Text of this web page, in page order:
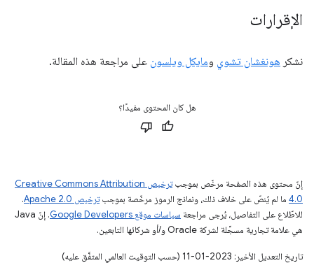
الإقرارات
نشكر هونغشان تشوي ومايكل ويلسون على مراجعة هذه المقالة.
هل كان المحتوى مفيدًا؟
إنّ محتوى هذه الصفحة مرخّص بموجب
ترخيص Creative Commons Attribution
4.0‏ ما لم يُنصّ على خلاف ذلك، ونماذج الرموز مرخّصة بموجبترخيص Apache 2.0‏
.
للاطّلاع على التفاصيل، يُرجى مراجعة سياسات موقع Google Developers‏
. إنّ Java
هي علامة تجارية مسجَّلة لشركة Oracle و/أو شركائها التابعين.
تاريخ التعديل الأخير: 2023-01-11 (حسب التوقيت العالمي المتفَّق عليه)